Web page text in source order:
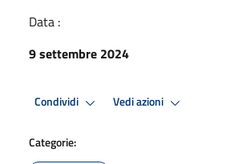
Data :
9 settembre 2024
Condividi Vedi azioni
Categorie: